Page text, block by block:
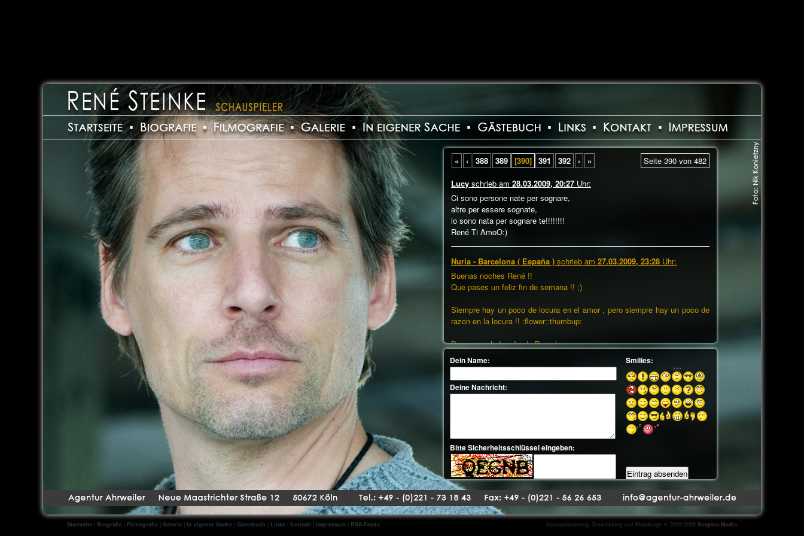
Seite 390 von 482
« ‹ 388 389 [390] 391 392 ›
»
Lucy schrieb am 28.03.2009, 20:27 Uhr:
Ci sono persone nate per sognare,
altre per essere sognate,
io sono nata per sognare te!!!!!!!!
René Ti AmoO:)
Nuria - Barcelona ( España ) schrieb am 27.03.2009, 23:28 Uhr:
Buenas noches René !!
Que pases un feliz fin de semana !! ;)
Siempre hay un poco de locura en el amor , pero siempre hay un poco de
razon en la locura !! :flower::thumbup:
Besos y saludos desde Barcelona
------------------------------------------------
Gute natch Rene !!
Es gibt immer etwas wahnsinn in der liebe aber es gibt immer etwas
Küsse and grübe aus Barcelona :wave::wave:
Marina 27.03.2009, 20:38
hi rene
wollte dich ma schön grüßen und euch allen ein schönes wochende
Startseite Biografie Filmografie Galerie In eigener Sache Gästebuch Links Kontakt Impressum RSS-Feeds Konzeptionierung, Entwicklung und Webdesign © 2008-2026 Simplex-Media